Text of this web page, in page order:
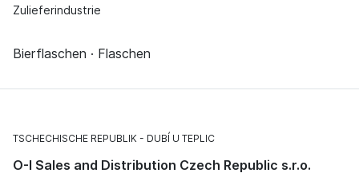
Zulieferindustrie
Bierflaschen · Flaschen
TSCHECHISCHE REPUBLIK DUBÍ U TEPLIC
O-I Sales and Distribution Czech Republic s.r.o.